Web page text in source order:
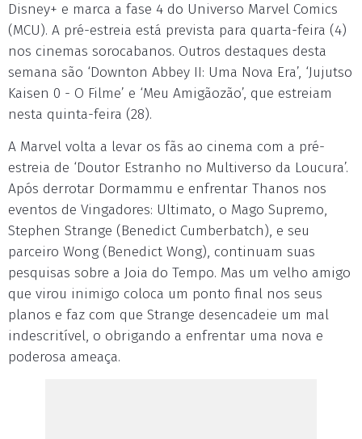
Disney+ e marca a fase 4 do Universo Marvel Comics
(MCU). A pré-estreia está prevista para quarta-feira (4)
nos cinemas sorocabanos. Outros destaques desta
semana são ‘Downton Abbey II: Uma Nova Era’, ‘Jujutso
Kaisen 0 - O Filme’ e ‘Meu Amigãozão’, que estreiam
nesta quinta-feira (28).
A Marvel volta a levar os fãs ao cinema com a pré-
estreia de ‘Doutor Estranho no Multiverso da Loucura’.
Após derrotar Dormammu e enfrentar Thanos nos
eventos de Vingadores: Ultimato, o Mago Supremo,
Stephen Strange (Benedict Cumberbatch), e seu
parceiro Wong (Benedict Wong), continuam suas
pesquisas sobre a Joia do Tempo. Mas um velho amigo
que virou inimigo coloca um ponto final nos seus
planos e faz com que Strange desencadeie um mal
indescritível, o obrigando a enfrentar uma nova e
poderosa ameaça.